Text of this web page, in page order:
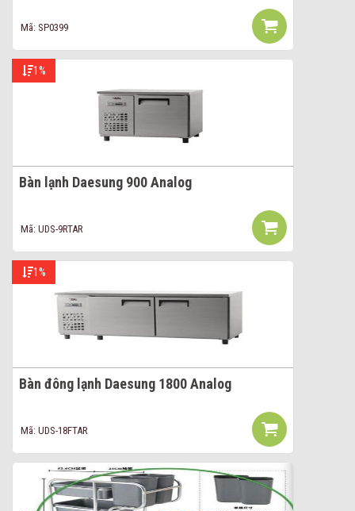
Mã: SP0399
1%
Bàn lạnh Daesung 900 Analog
Mã: UDS-9RTAR
1%
Bàn đông lạnh Daesung 1800 Analog
Mã: UDS-18FTAR